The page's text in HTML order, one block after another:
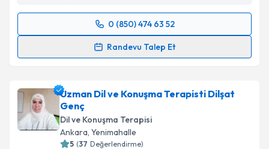
0 (850) 474 63 52
Randevu Talep Et
Randevu Takvimi Talebi
randevu almanız için bir takvim hazırlandığında e-
posta ile bilgilendireceğiz.
E-posta Adresiniz
Uzman Dil ve Konuşma Terapisti Dilşat
Genç
Dil ve Konuşma Terapisi
Ankara, Yenimahalle
5 (37 Değerlendirme)